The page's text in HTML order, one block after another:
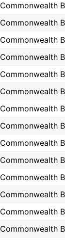
Commonwealth
Commonwealth
Commonwealth
Commonwealth
Commonwealth
Commonwealth
Commonwealth
Commonwealth
Commonwealth
Commonwealth
Commonwealth
Commonwealth
Commonwealth
Commonwealth